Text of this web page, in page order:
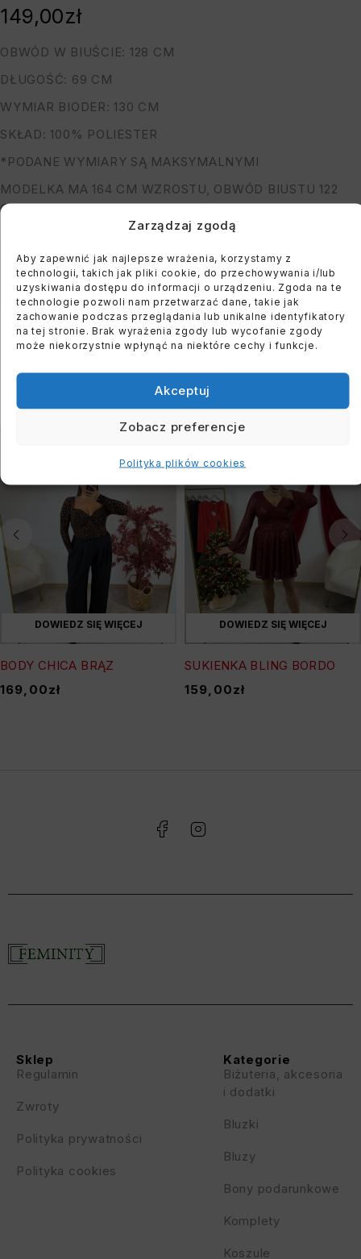
Zarządzaj zgodą
Aby zapewnić jak najlepsze wrażenia, korzystamy z
technologii, takich jak pliki cookie, do przechowywania i/lub
uzyskiwania dostępu do informacji o urządzeniu. Zgoda na te
technologie pozwoli nam przetwarzać dane, takie jak
zachowanie podczas przeglądania lub unikalne identyfikatory
na tej stronie. Brak wyrażenia zgody lub wycofanie zgody
może niekorzystnie wpłynąć na niektóre cechy i funkcje.
Akceptuj
Zobacz preferencje
Polityka plików cookies
OBWÓD W BIUŚCIE: 128 CM
DŁUGOŚĆ: 69 CM
WYMIAR BIODER: 130 CM
SKŁAD: 100% POLIESTER
*PODANE WYMIARY SĄ MAKSYMALNYMI
MODELKA MA 164 CM WZROSTU, OBWÓD BIUSTU 122
CM I BIODER: 118 CM
149,00zł
You must register to use the waitlist feature. Please
login or create an account
DOWIEDZ SIĘ WIĘCEJ
BODY CHICA BRĄZ
169,00zł
WYPRZEDANE
DOWIEDZ SIĘ WIĘCEJ
SUKIENKA BLING BORDO
159,00zł
Kategorie
Biżuteria, akcesoria
i dodatki
Bluzki
Bluzy
Bony podarunkowe
Komplety
Koszule
Sklep
Regulamin
Zwroty
Polityka prywatności
Polityka cookies